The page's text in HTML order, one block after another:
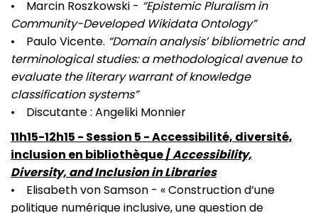
• Marcin Roszkowski - “Epistemic Pluralism in
Community-Developed Wikidata Ontology”
• Paulo Vicente. “Domain analysis’ bibliometric and
terminological studies: a methodological avenue to
evaluate the literary warrant of knowledge
classification systems”
• Discutante : Angeliki Monnier
11h15-12h15 - Session 5 - Accessibilité, diversité,
inclusion en bibliothèque /Accessibility,
Diversity, and Inclusion in Libraries
• Elisabeth von Samson - « Construction d’une
politique numérique inclusive, une question de